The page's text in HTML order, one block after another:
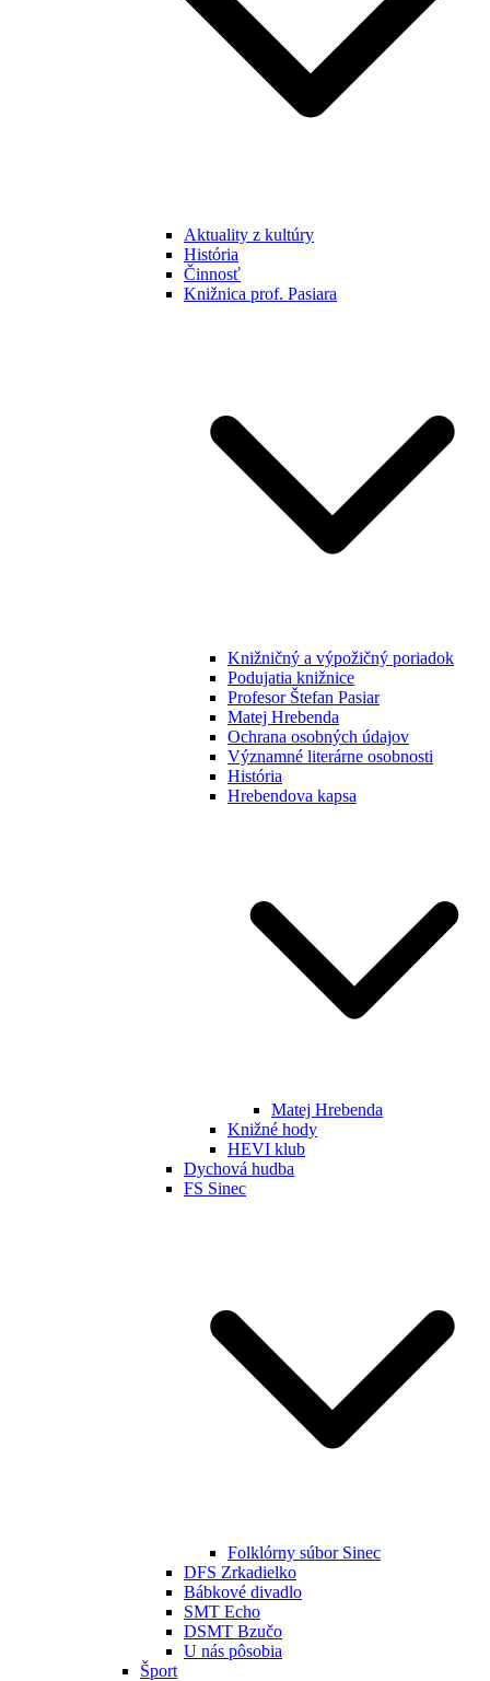
Aktuality z kultúry
História
Činnosť
Knižnica prof. Pasiara
Knižničný a výpožičný poriadok
Podujatia knižnice
Profesor Štefan Pasiar
Matej Hrebenda
Ochrana osobných údajov
Významné literárne osobnosti
História
Hrebendova kapsa
Matej Hrebenda
Knižné hody
HEVI klub
Dychová hudba
FS Sinec
Folklórny súbor Sinec
DFS Zrkadielko
Bábkové divadlo
SMT Echo
DSMT Bzučo
U nás pôsobia
Šport